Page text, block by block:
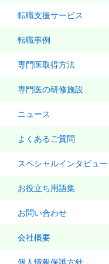
転職支援サービス
転職事例
専門医取得方法
専門医の研修施設
ニュース
よくあるご質問
スペシャルインタビュー
お役立ち用語集
お問い合わせ
会社概要